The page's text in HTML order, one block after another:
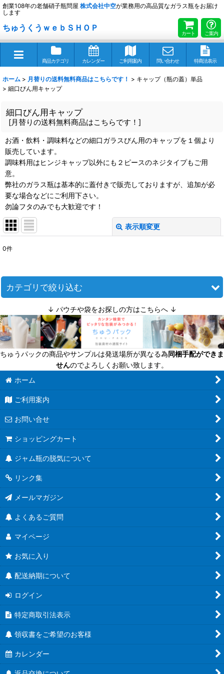
創業108年の老舗硝子瓶問屋 株式会社中空が業務用の高品質なガラス瓶をお届け
します
ちゅうくうｗｅｂＳＨＯＰ
カート ご案内
商品カテゴリ カレンダー ご利用案内 問い合わせ 特商法表示
ホーム > 月替りの送料無料商品はこちらです！ > キャップ（瓶の蓋）単品
> 細口びん用キャップ
細口びん用キャップ
[月替りの送料無料商品はこちらです！ ]
お酒・飲料・調味料などの細口ガラスびん用のキャップを１個より
販売しています。
調味料用はヒンジキャップ以外にも２ピースのネジタイプもご用
意。
弊社のガラス瓶は基本的に蓋付きで販売しておりますが、追加が必
要な場合などにご利用下さい。
勿論フタのみでも大歓迎です！
表示順変更
並び順
絞り込む
0件
カテゴリで絞り込む
キャップ（瓶の蓋）単品 (全商品)
ツイストキャップ
スクリューキャップ
細口びん用キャップ
その他のキャップ
↓ パウチや袋をお探しの方はこちらへ ↓
ちゅうパックの商品やサンプルは発送場所が異なる為同梱手配ができま
せんのでよろしくお願い致します。
ホーム
ご利用案内
お問い合せ
ショッピングカート
ジャム瓶の脱気について
リンク集
メールマガジン
よくあるご質問
マイページ
お気に入り
配送納期について
ログイン
特定商取引法表示
領収書をご希望のお客様
カレンダー